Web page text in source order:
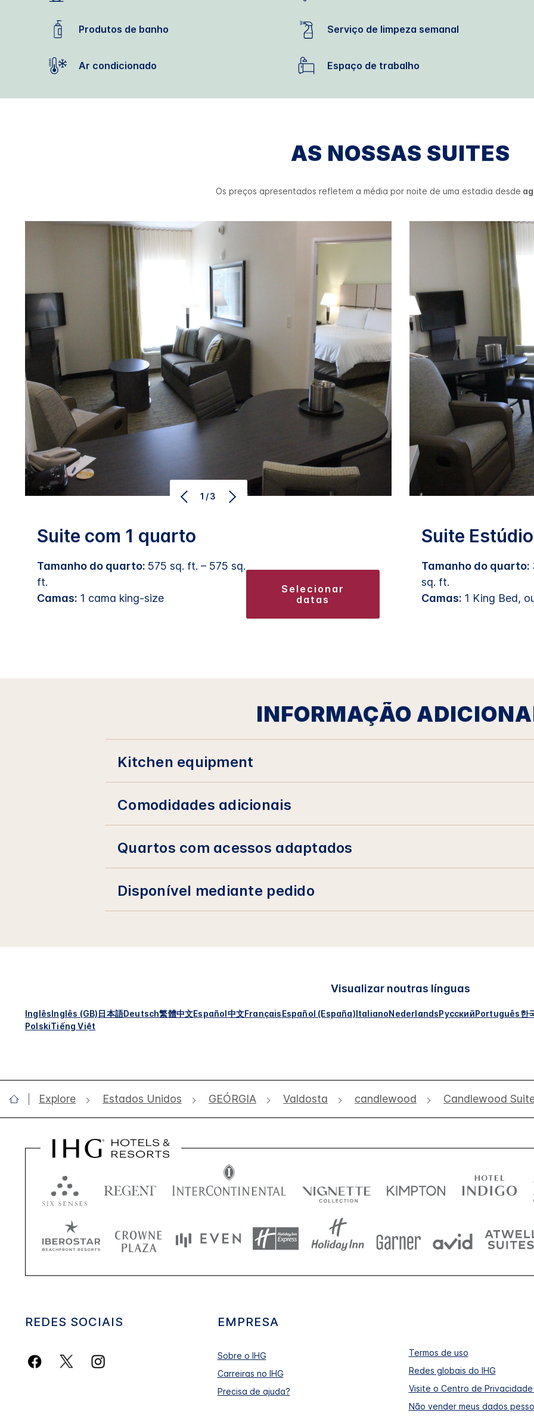
Produtos de banho Serviço de limpeza semanal
Ar condicionado Espaço de trabalho
AS NOSSAS SUITES
Os preços apresentados refletem a média por noite de uma estadia desde
1/3
Suite com 1 quarto
Tamanho do quarto: 575 sq. ft. – 575 sq.
ft.
Camas: 1 cama king-size
selecionar
datas
Suite Estúdio
Tamanho do quarto:
sq. ft.
Camas: 1 King Bed,
INFORMAÇÃO
Kitchen equipment
Comodidades adicionais
Quartos com acessos adaptados
Disponível mediante pedido
Visualizar noutras línguas
InglêsInglês (GB)日本語Deutsch繁體中文Español中文FrançaisEspañol (España)ItalianoNederlandsРусскийPortuguês한
PolskiTiếng Việt
Explore Estados Unidos GEÓRGIA Valdosta candlewood Candlewood
REDES SOCIAIS EMPRESA
Sobre o IHG
Carreiras no IHG
Precisa de ajuda?
Termos de uso
Redes globais do IHG
Visite o Centro de
Não vender meus dados